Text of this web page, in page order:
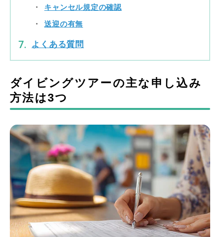
キャンセル規定の確認
送迎の有無
よくある質問
ダイビングツアーの主な申し込み
方法は3つ